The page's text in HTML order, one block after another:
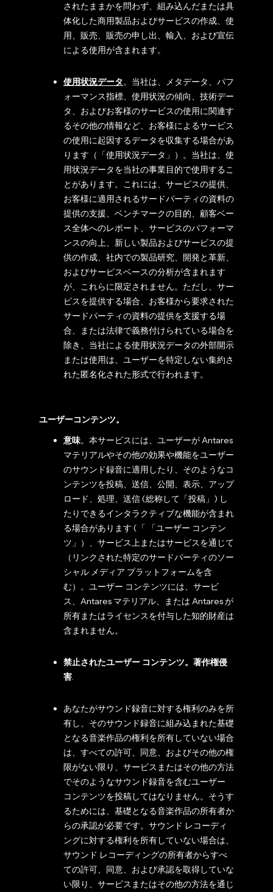
されたままかを問わず、組み込んだまたは具
体化した商用製品およびサービスの作成、使
用、販売、販売の申し出、輸入、および宣伝
による使用が含まれます。
使用状況データ。当社は、メタデータ、パフ
ォーマンス指標、使用状況の傾向、技術デー
タ、およびお客様のサービスの使用に関連す
るその他の情報など、お客様によるサービス
の使用に起因するデータを収集する場合があ
ります（「使用状況データ」）。当社は、使
用状況データを当社の事業目的で使用するこ
とがあります。これには、サービスの提供、
お客様に適用されるサードパーティの資料の
提供の支援、ベンチマークの目的、顧客ベー
ス全体へのレポート、サービスのパフォーマ
ンスの向上、新しい製品およびサービスの提
供の作成、社内での製品研究、開発と革新、
およびサービスベースの分析が含まれます
が、これらに限定されません。ただし、サー
ビスを提供する場合、お客様から要求された
サードパーティの資料の提供を支援する場
合、または法律で義務付けられている場合を
除き、当社による使用状況データの外部開示
または使用は、ユーザーを特定しない集約さ
れた匿名化された形式で行われます。
ユーザーコンテンツ。
意味。本サービスには、ユーザーが Antares
マテリアルやその他の効果や機能をユーザー
のサウンド録音に適用したり、そのようなコ
ンテンツを投稿、送信、公開、表示、アップ
ロード、処理、送信 (総称して「投稿」) し
たりできるインタラクティブな機能が含まれ
る場合があります (「 「ユーザー コンテン
ツ」）、サービス上またはサービスを通じて
（リンクされた特定のサードパーティのソー
シャル メディア プラットフォームを含
む）。ユーザー コンテンツには、サービ
ス、Antares マテリアル、または Antares が
所有またはライセンスを付与した知的財産は
含まれません。
禁止されたユーザー コンテンツ。著作権侵
害.
あなたがサウンド録音に対する権利のみを所
有し、そのサウンド録音に組み込まれた基礎
となる音楽作品の権利を所有していない場合
は、すべての許可、同意、およびその他の権
限がない限り、サービスまたはその他の方法
でそのようなサウンド録音を含むユーザー
コンテンツを投稿してはなりません。そうす
るためには、基礎となる音楽作品の所有者か
らの承認が必要です。サウンド レコーディ
ングに対する権利を所有していない場合は、
サウンド レコーディングの所有者からすべ
ての許可、同意、および承認を取得していな
い限り、サービスまたはその他の方法を通じ